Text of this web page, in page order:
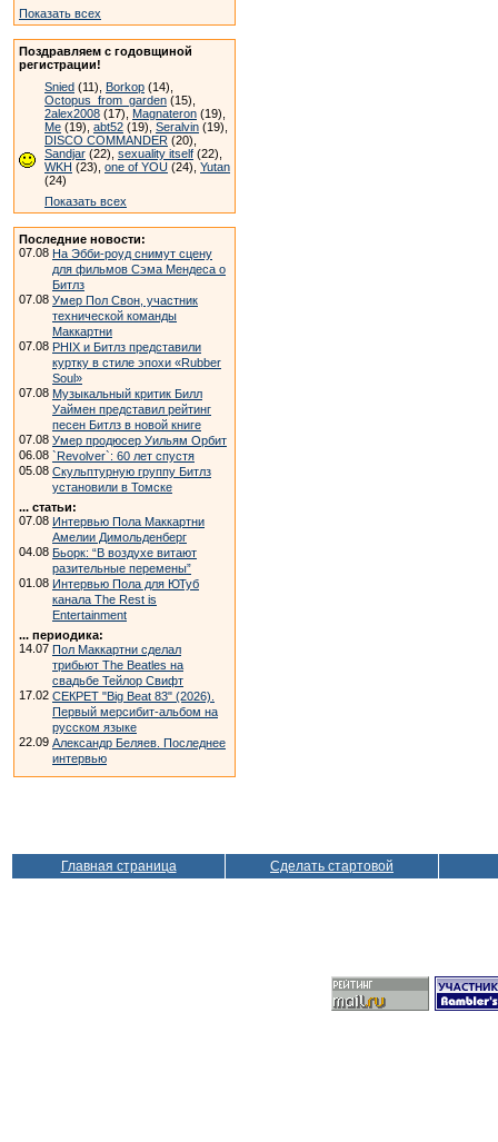
Показать всех
Поздравляем с годовщиной
регистрации!
Snied (11), Borkop (14),
Octopus_from_garden (15),
2alex2008 (17), Magnateron (19),
Me (19), abt52 (19), Seralvin (19),
DISCO COMMANDER (20),
Sandjar (22), sexuality itself (22),
WKH (23), one of YOU (24), Yutan
(24)
Показать всех
Последние новости:
07.08 На Эбби-роуд снимут сцену
для фильмов Сэма Мендеса о
Битлз
07.08 Умер Пол Свон, участник
технической команды
Маккартни
07.08 PHIX и Битлз представили
куртку в стиле эпохи «Rubber
Soul»
07.08 Музыкальный критик Билл
Уаймен представил рейтинг
песен Битлз в новой книге
07.08 Умер продюсер Уильям Орбит
06.08 `Revolver`: 60 лет спустя
05.08 Скульптурную группу Битлз
установили в Томске
... статьи:
07.08 Интервью Пола Маккартни
Амелии Димольденберг
04.08 Бьорк: “В воздухе витают
разительные перемены”
01.08 Интервью Пола для ЮТуб
канала The Rest is
Entertainment
... периодика:
14.07 Пол Маккартни сделал
трибьют The Beatles на
свадьбе Тейлор Свифт
17.02 СЕКРЕТ "Big Beat 83" (2026).
Первый мерсибит-альбом на
русском языке
22.09 Александр Беляев. Последнее
интервью
Главная страница Сделать стартовой